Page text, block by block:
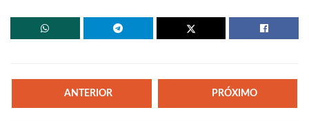
ANTERIOR PRÓXIMO